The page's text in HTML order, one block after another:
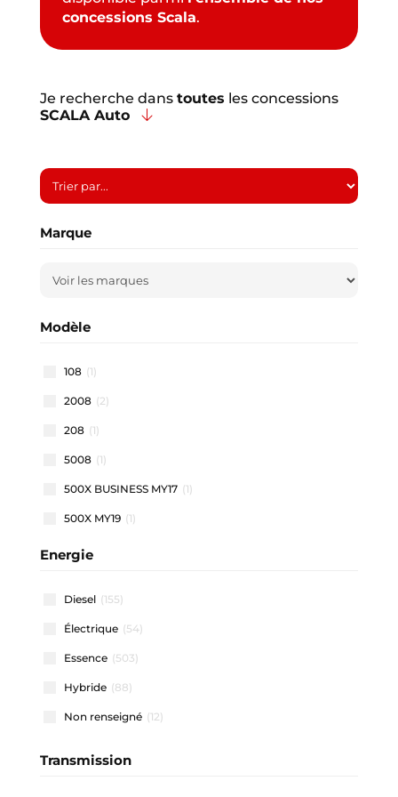
concessions Scala.
Je recherche dans toutes les concessions
SCALA Auto
Marque
Modèle
108 (1)
2008 (2)
208 (1)
5008 (1)
500X BUSINESS MY17 (1)
500X MY19 (1)
500X MY22
911 CARRERA COUPE
A1 ALLSTREET
A1 SPORTBACK
A3 ALLSTREET
A3 BERLINE (1)
A3 SPORTBACK
Energie
Diesel (155)
Électrique (54)
Essence (503)
Hybride (88)
Non renseigné (12)
Transmission